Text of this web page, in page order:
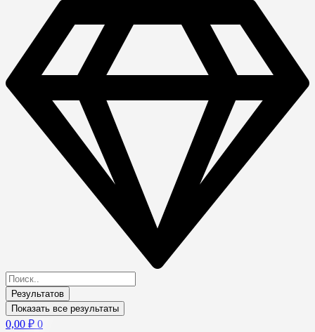
Результатов
Показать все результаты
0,00 ₽ 0